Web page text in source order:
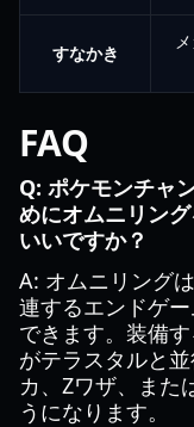
すなかき
FAQ
Q: ポケモンチャ
めにオムニリン
いいですか？
A: オムニリング
連するエンドゲ
できます。装備
がテラスタルと
カ、Zワザ、また
うになります。